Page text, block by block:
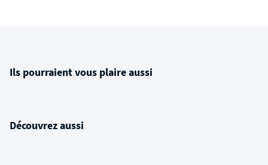
Ils pourraient vous plaire aussi
Découvrez aussi